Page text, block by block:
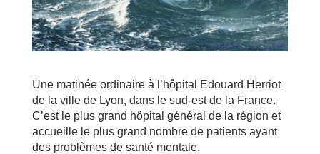
Une matinée ordinaire à l’hôpital Edouard Herriot
de la ville de Lyon, dans le sud-est de la France.
C’est le plus grand hôpital général de la région et
accueille le plus grand nombre de patients ayant
des problèmes de santé mentale.